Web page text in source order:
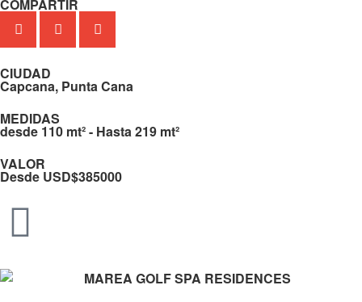
COMPARTIR
CIUDAD
Capcana, Punta Cana
MEDIDAS
desde 110 mt² - Hasta 219 mt²
VALOR
Desde USD$385000